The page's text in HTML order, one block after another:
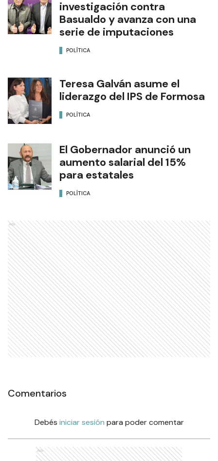
investigación contra
Basualdo y avanza con una
serie de imputaciones
POLÍTICA
Teresa Galván asume el
liderazgo del IPS de Formosa
POLÍTICA
El Gobernador anunció un
aumento salarial del 15%
para estatales
POLÍTICA
Ads
Comentarios
Debés iniciar sesión para poder comentar
Ads